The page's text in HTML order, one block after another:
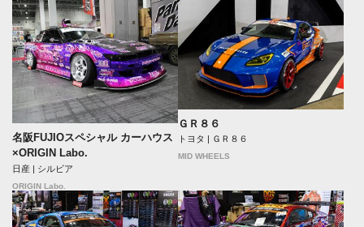
名阪FUJIOスペシャル カーハウス
×ORIGIN Labo.
日産 | シルビア
ORIGIN Labo.
ＧＲ８６
トヨタ | ＧＲ８６
MID WHEELS